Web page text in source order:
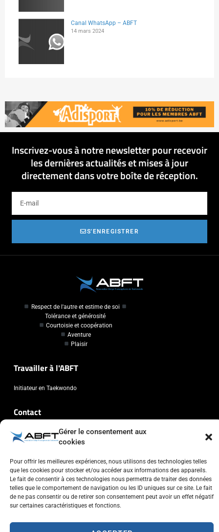
Gérer le consentement aux
cookies
Pour offrir les meilleures expériences, nous utilisons des technologies telles
que les cookies pour stocker et/ou accéder aux informations des appareils.
Le fait de consentir à ces technologies nous permettra de traiter des données
telles que le comportement de navigation ou les ID uniques sur ce site. Le fait
de ne pas consentir ou de retirer son consentement peut avoir un effet négatif
sur certaines caractéristiques et fonctions.
Canal WhatsApp – ABFT
14 mars 2024
Inscrivez-vous à notre newsletter pour recevoir
les dernières actualités et mises à jour
directement dans votre boîte de réception.
S'ENREGISTRER
Respect de l'autre et estime de soi
Tolérance et générosité
Courtoisie et coopération
Aventure
Plaisir
Travailler à l'ABFT
Initiateur en Taekwondo
Contact
Association Belge Francophone de Taekwondo
Chaussée de Wavre, 2057 - 1160 Auderghem
info@abft.be
+32 (0)2 347 34 77